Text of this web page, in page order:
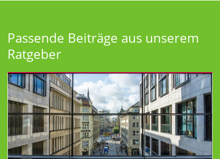
Passende Beiträge aus unserem
Ratgeber